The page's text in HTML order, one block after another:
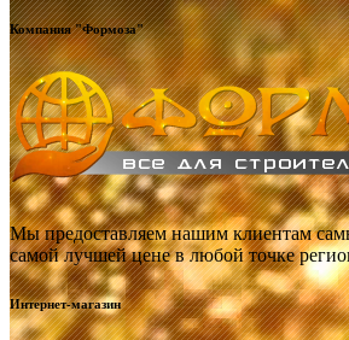
Компания "Формоза"
Мы предоставляем нашим клиентам
самой лучшей цене в любой точке
Интернет-магазин